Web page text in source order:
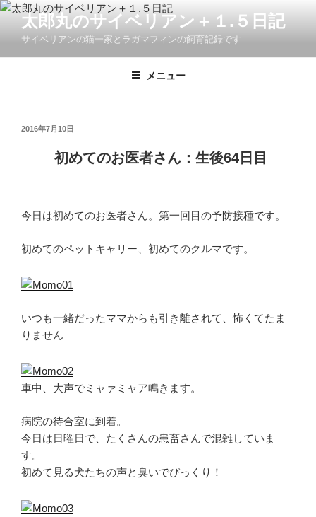
コ
ン
太郎丸のサイベリアン＋１.５日記
サイベリアンの猫一家とラガマフィンの飼育記録です
メニュー
投
2016年7月10日
初めてのお医者さん：生後64日目
今日は初めてのお医者さん。第一回目の予防接種です。
初めてのペットキャリー、初めてのクルマです。
いつも一緒だったママからも引き離されて、怖くてたま
りません
車中、大声でミャァミャア鳴きます。
病院の待合室に到着。
今日は日曜日で、たくさんの患畜さんで混雑していま
す。
初めて見る犬たちの声と臭いでびっくり！